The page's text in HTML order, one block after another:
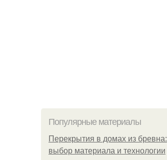
Популярные материалы
Перекрытия в домах из бревна:
выбор материала и технологии